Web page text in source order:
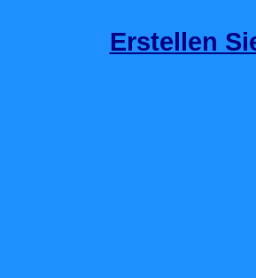
Erstellen